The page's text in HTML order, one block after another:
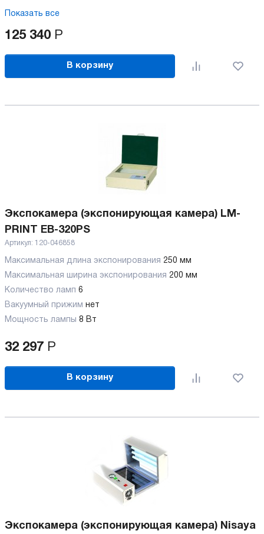
Показать все
125 340 Р
В корзину
Экспокамера (экспонирующая камера) LM-
PRINT EB-320PS
Артикул: 120-046858
Максимальная длина экспонирования 250 мм
Максимальная ширина экспонирования 200 мм
Количество ламп 6
Вакуумный прижим нет
Мощность лампы 8 Вт
32 297 Р
В корзину
Экспокамера (экспонирующая камера) Nisaya